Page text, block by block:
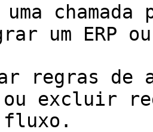
um ERP
regras de
excluir
fluxo.